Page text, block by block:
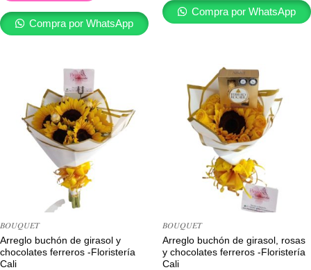
Compra por WhatsApp
Compra por WhatsApp
𝐵𝑂𝑈𝑄𝑈𝐸𝑇
Arreglo buchón de girasol y
chocolates ferreros -Floristería
Cali
𝐵𝑂𝑈𝑄𝑈𝐸𝑇
Arreglo buchón de girasol, rosas
y chocolates ferreros -Floristería
Cali